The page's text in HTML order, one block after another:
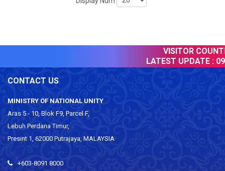
VISITOR
LATEST UPDATE : 09
CONTACT US
MINISTRY OF NATIONAL UNITY
Aras 5 - 10, Blok F9, Parcel F,
Lebuh Perdana Timur,
Presint 1, 62000 Putrajaya, MALAYSIA
+603-8091 8000